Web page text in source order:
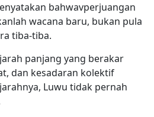
bahwavperjuangan
wacana baru, bukan pula
tiba-tiba.
panjang yang berakar
dan kesadaran kolektif
Luwu tidak pernah